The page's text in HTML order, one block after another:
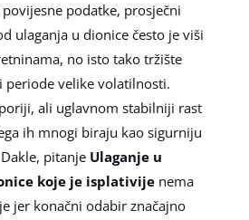
podatke, prosječni
ulaganja u dionice često je viši
no isto tako tržište
periode velike volatilnosti.
ali uglavnom stabilniji rast
ih mnogi biraju kao sigurniju
pitanje Ulaganje u
koje je isplativijenema
jer konačni odabir značajno